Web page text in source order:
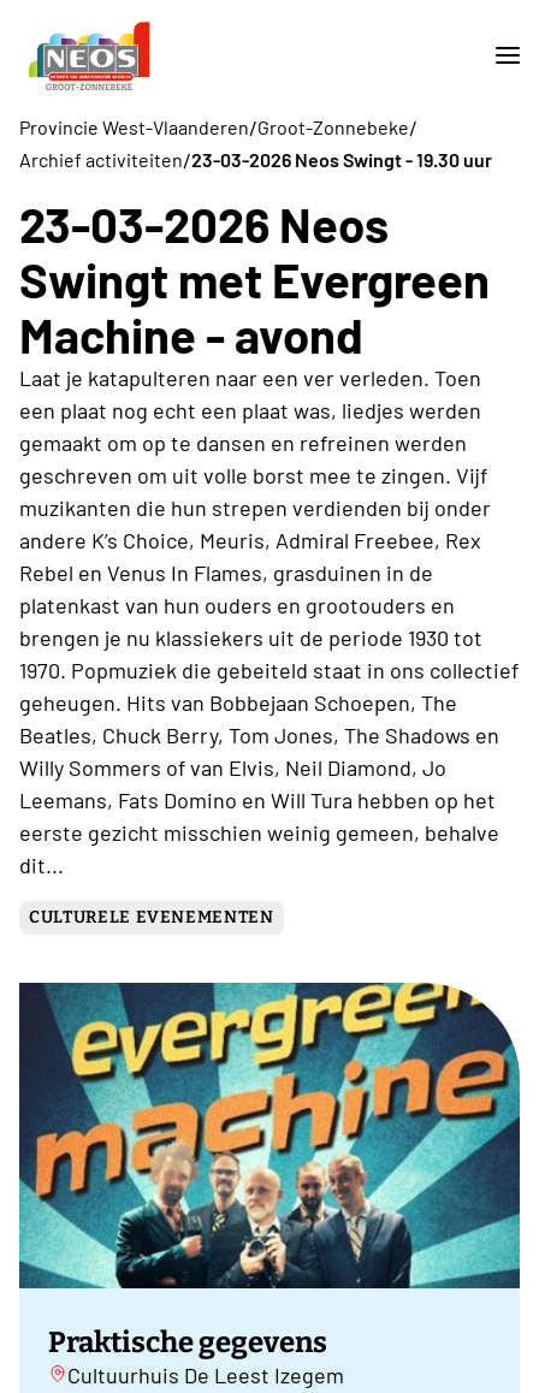
Provincie West-Vlaanderen/Groot-Zonnebeke/
Archief activiteiten/23-03-2026 Neos Swingt - 19.30 uur
23-03-2026 Neos
Swingt met Evergreen
Machine - avond
Laat je katapulteren naar een ver verleden. Toen
een plaat nog echt een plaat was, liedjes werden
gemaakt om op te dansen en refreinen werden
geschreven om uit volle borst mee te zingen. Vijf
muzikanten die hun strepen verdienden bij onder
andere K’s Choice, Meuris, Admiral Freebee, Rex
Rebel en Venus In Flames, grasduinen in de
platenkast van hun ouders en grootouders en
brengen je nu klassiekers uit de periode 1930 tot
1970. Popmuziek die gebeiteld staat in ons collectief
geheugen. Hits van Bobbejaan Schoepen, The
Beatles, Chuck Berry, Tom Jones, The Shadows en
Willy Sommers of van Elvis, Neil Diamond, Jo
Leemans, Fats Domino en Will Tura hebben op het
eerste gezicht misschien weinig gemeen, behalve
dit...
CULTURELE EVENEMENTEN
Praktische gegevens
Cultuurhuis De Leest Izegem